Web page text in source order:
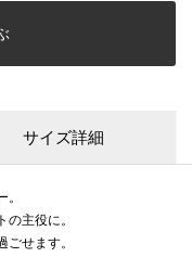
サイズ詳細
主役に。
せます。